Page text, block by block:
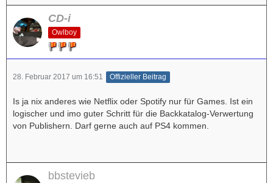
CD-i
Owlboy
28. Februar 2017 um 16:51 Offizieller Beitrag
Is ja nix anderes wie Netflix oder Spotify nur für Games. Ist ein
logischer und imo guter Schritt für die Backkatalog-Verwertung
von Publishern. Darf gerne auch auf PS4 kommen.
bbstevieb